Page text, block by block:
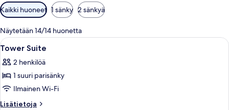
Huoneille
saatavilla
olevia
suodattimia
Kaikki huoneet 1 sänky 2 sänkyä
Näytetään 14/14 huonetta
Avaa
kaikki
huonetyypin
Tower
Suite
kuvat
Moderni hotellihuone, jossa on
6
Tower Suite
2 henkilöä
1 suuri parisänky
Ilmainen Wi-Fi
Lisätietoja
Lisätietoja